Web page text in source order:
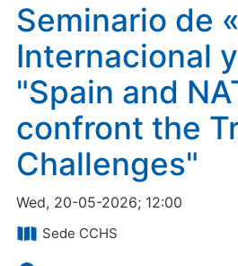
Seminario de
Internacional
"Spain and
confront the
Challenges"
Wed, 20-05-2026; 12:00
Sede CCHS